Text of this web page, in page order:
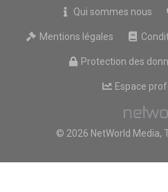
Qui sommes nous
Mentions légales
Protection des
Espace
© 2026 NetWorld Media,